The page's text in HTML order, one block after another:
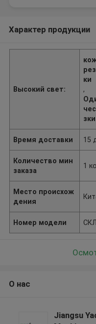
Характер продукции
Высокий свет:
ки
,
зки
Время доставки 15
Количество мин
заказа
1
Место происхож
дения
Номер модели
О нас
Jiangsu